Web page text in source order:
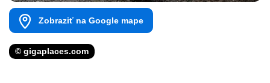
Zobraziť na Google mape
© gigaplaces.com